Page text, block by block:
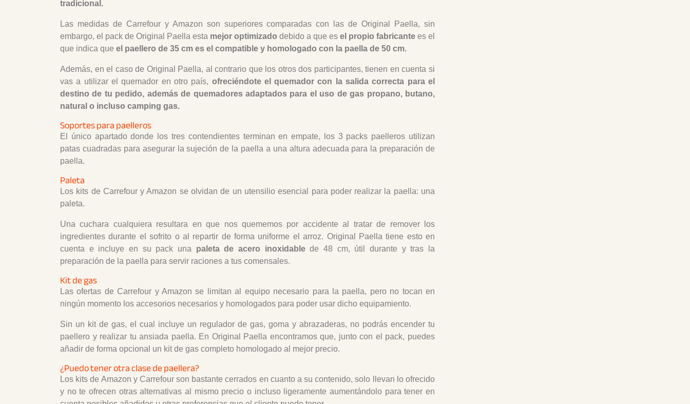
tradicional.
Las medidas de Carrefour y Amazon son superiores comparadas con las de Original Paella, sin
embargo, el pack de Original Paella esta mejor optimizado debido a que es el propio fabricante es el
que indica que el paellero de 35 cm es el compatible y homologado con la paella de 50 cm.
Además, en el caso de Original Paella, al contrario que los otros dos participantes, tienen en cuenta si
vas a utilizar el quemador en otro país, ofreciéndote el quemador con la salida correcta para el
destino de tu pedido, además de quemadores adaptados para el uso de gas propano, butano,
natural o incluso camping gas.
Soportes para paelleros
El único apartado donde los tres contendientes terminan en empate, los 3 packs paelleros utilizan
patas cuadradas para asegurar la sujeción de la paella a una altura adecuada para la preparación de
paella.
Paleta
Los kits de Carrefour y Amazon se olvidan de un utensilio esencial para poder realizar la paella: una
paleta.
Una cuchara cualquiera resultara en que nos quememos por accidente al tratar de remover los
ingredientes durante el sofrito o al repartir de forma uniforme el arroz. Original Paella tiene esto en
cuenta e incluye en su pack una paleta de acero inoxidablede 48 cm, útil durante y tras la
preparación de la paella para servir raciones a tus comensales.
Kit de gas
Las ofertas de Carrefour y Amazon se limitan al equipo necesario para la paella, pero no tocan en
ningún momento los accesorios necesarios y homologados para poder usar dicho equipamiento.
Sin un kit de gas, el cual incluye un regulador de gas, goma y abrazaderas, no podrás encender tu
paellero y realizar tu ansiada paella. En Original Paella encontramos que, junto con el pack, puedes
añadir de forma opcional un kit de gas completo homologado al mejor precio.
¿Puedo tener otra clase de paellera?
Los kits de Amazon y Carrefour son bastante cerrados en cuanto a su contenido, solo llevan lo ofrecido
y no te ofrecen otras alternativas al mismo precio o incluso ligeramente aumentándolo para tener en